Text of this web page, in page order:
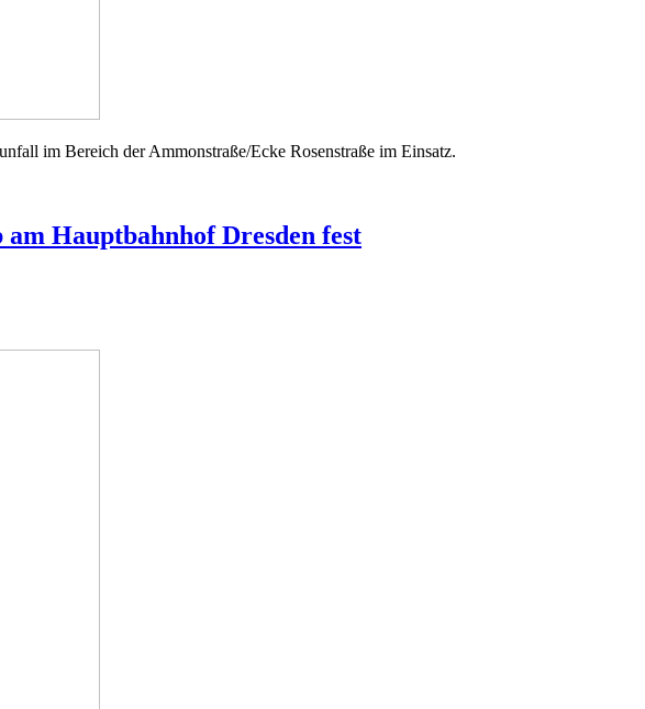
im Bereich der Ammonstraße/Ecke Rosenstraße im Einsatz.
Hauptbahnhof Dresden fest